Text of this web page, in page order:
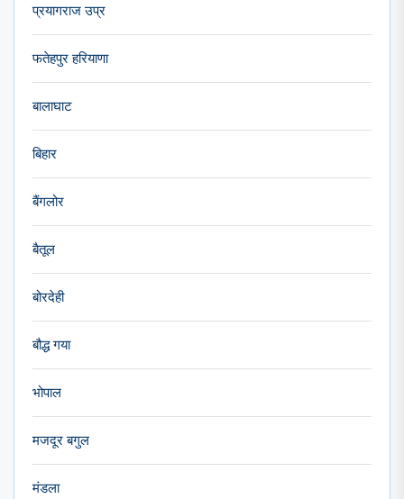
प्रयागराज उप्र
फतेहपुर हरियाणा
बालाघाट
बिहार
बैंगलोर
बैतूल
बोरदेही
बौद्ध गया
भोपाल
मजदूर बगुल
मंडला